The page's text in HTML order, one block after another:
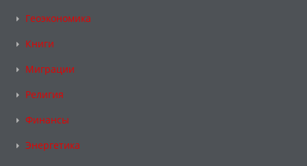
Геоэкономика
Книги
Миграции
Религия
Финансы
Энергетика